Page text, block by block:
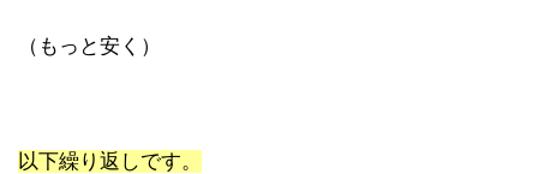
（もっと安く）
以下繰り返しです。